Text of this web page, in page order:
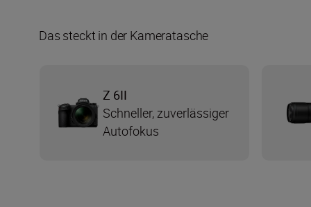
Das steckt in der Kameratasche
Z 6II
Schneller, zuverlässiger
Autofokus